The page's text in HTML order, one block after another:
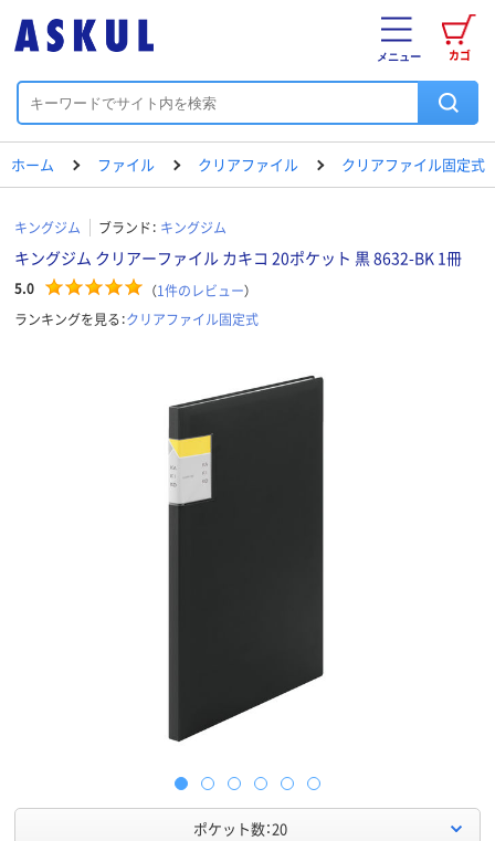
カゴ
メニュー
ホーム ファイル クリアファイル クリアファイル固定式
キングジム ブランド： キングジム
キングジム クリアーファイル カキコ 20ポケット 黒 8632-BK 1冊
5.0 （1件のレビュー）
ランキングを見る：クリアファイル固定式
ポケット数：20